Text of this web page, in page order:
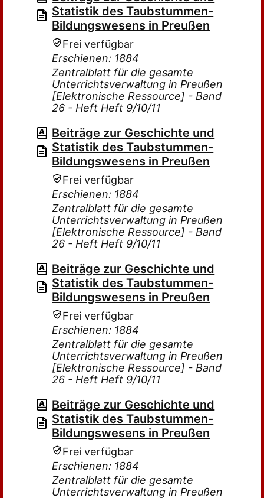
Statistik des Taubstummen-
Bildungswesens in Preußen
Frei verfügbar
Erschienen: 1884
Zentralblatt für die gesamte
Unterrichtsverwaltung in Preußen
[Elektronische Ressource] - Band
26 - Heft Heft 9/10/11
Beiträge zur Geschichte und
Statistik des Taubstummen-
Bildungswesens in Preußen
Frei verfügbar
Erschienen: 1884
Zentralblatt für die gesamte
Unterrichtsverwaltung in Preußen
[Elektronische Ressource] - Band
26 - Heft Heft 9/10/11
Beiträge zur Geschichte und
Statistik des Taubstummen-
Bildungswesens in Preußen
Frei verfügbar
Erschienen: 1884
Zentralblatt für die gesamte
Unterrichtsverwaltung in Preußen
[Elektronische Ressource] - Band
26 - Heft Heft 9/10/11
Beiträge zur Geschichte und
Statistik des Taubstummen-
Bildungswesens in Preußen
Frei verfügbar
Erschienen: 1884
Zentralblatt für die gesamte
Unterrichtsverwaltung in Preußen